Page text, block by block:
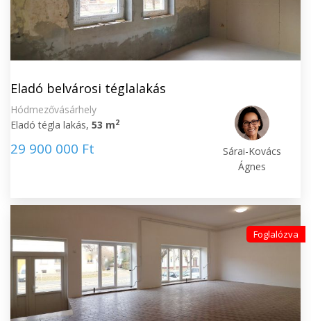
Eladó belvárosi téglalakás
Hódmezővásárhely
Eladó tégla lakás, 53 m2
29 900 000 Ft
Sárai-Kovács
Ágnes
Foglalózva